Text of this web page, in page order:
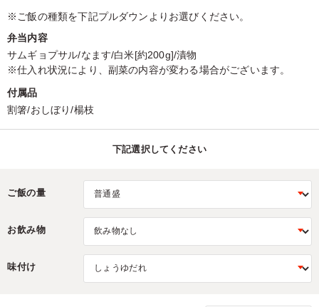
※ご飯の種類を下記プルダウンよりお選びください。
弁当内容
サムギョプサル/なます/白米[約200g]/漬物
※仕入れ状況により、副菜の内容が変わる場合がございます。
付属品
割箸/おしぼり/楊枝
下記選択してください
ご飯の量
お飲み物
味付け